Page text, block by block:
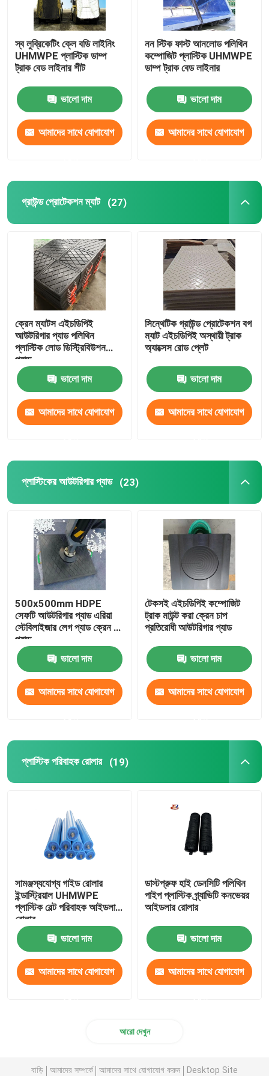
স্ব লুব্রিকেটিং ক্লে বডি লাইনিং
UHMWPE প্লাস্টিক ডাম্প
ট্রাক বেড লাইনার শীট
ভালো দাম
আমাদের সাথে যোগাযোগ
নন স্টিক ফাস্ট আনলোড পলিথিন
কম্পোজিট প্লাস্টিক UHMWPE
ডাম্প ট্রাক বেড লাইনার
ভালো দাম
আমাদের সাথে যোগাযোগ
গ্রাউন্ড প্রোটেকশন ম্যাট (27)
ক্রেন ম্যাটস এইচডিপিই
আউটরিগার প্যাড পলিথিন
প্লাস্টিক লোড ডিস্ট্রিবিউশন
প্যাড
ভালো দাম
আমাদের সাথে যোগাযোগ
সিন্থেটিক গ্রাউন্ড প্রোটেকশন বগ
ম্যাট এইচডিপিই অস্থায়ী ট্রাক
অ্যাক্সেস রোড প্লেট
ভালো দাম
আমাদের সাথে যোগাযোগ
প্লাস্টিকের আউটরিগার প্যাড (23)
500x500mm HDPE
সেফটি আউটরিগার প্যাড এরিয়া
স্টেবিলাইজার লেগ প্যাড ক্রেন ফুট
প্যাড
ভালো দাম
আমাদের সাথে যোগাযোগ
টেকসই এইচডিপিই কম্পোজিট
ট্রাক মাউন্ট করা ক্রেন চাপ
প্রতিরোধী আউটরিগার প্যাড
ভালো দাম
আমাদের সাথে যোগাযোগ
প্লাস্টিক পরিবাহক রোলার (19)
সামঞ্জস্যযোগ্য গাইড রোলার
ইন্ডাস্ট্রিয়াল UHMWPE
প্লাস্টিক বেল্ট পরিবাহক আইডলার
রোলার
ভালো দাম
আমাদের সাথে যোগাযোগ
ডাস্টপ্রুফ হাই ডেনসিটি পলিথিন
পাইপ প্লাস্টিক গ্র্যাভিটি কনভেয়র
আইডলার রোলার
ভালো দাম
আমাদের সাথে যোগাযোগ
আরো দেখুন
বাড়ি আমাদের সম্পর্কে আমাদের সাথে যোগাযোগ করুন Desktop Site